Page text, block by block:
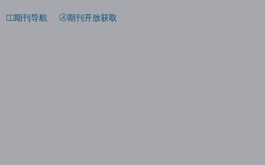
期刊导航 期刊开放获取